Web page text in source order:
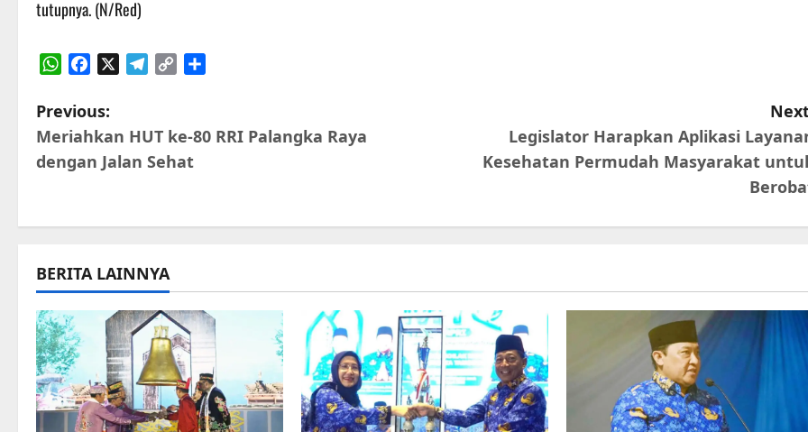
tutupnya. (N/Red)
P
o
t
n
a
v
i
g
Previous:
Meriahkan HUT ke-80 RRI Palangka Raya
dengan Jalan Sehat
Legislator Harapkan Aplikasi
Kesehatan Permudah Masyarakat
BERITA LAINNYA